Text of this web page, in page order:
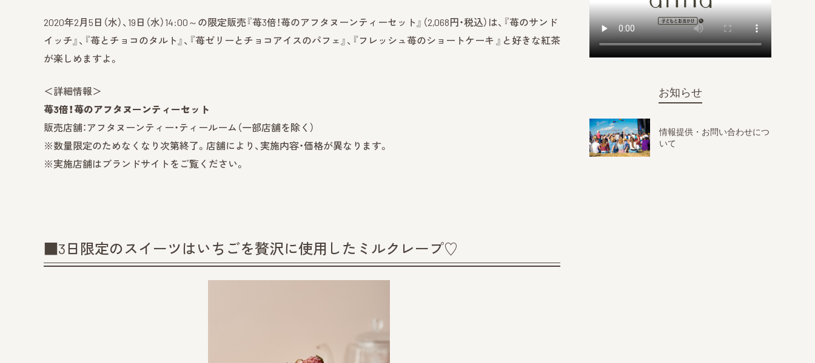
2020年2月5日（水）、19日（水）14:00～の限定販売『苺3倍！苺のアフタヌーンティーセット』（2,068円・税込）は、『苺のサンド
イッチ』、『苺とチョコのタルト』、『苺ゼリーとチョコアイスのパフェ』、『フレッシュ苺のショートケーキ 』と好きな紅茶
が楽しめますよ。
＜詳細情報＞
苺3倍！苺のアフタヌーンティーセット
販売店舗：アフタヌーンティー・ティールーム（一部店舗を除く）
※数量限定のためなくなり次第終了。店舗により、実施内容・価格が異なります。
※実施店舗はブランドサイトをご覧ください。
■3日限定のスイーツはいちごを贅沢に使用したミルクレープ♡
お知らせ
情報提供・お問い合わせにつ
いて